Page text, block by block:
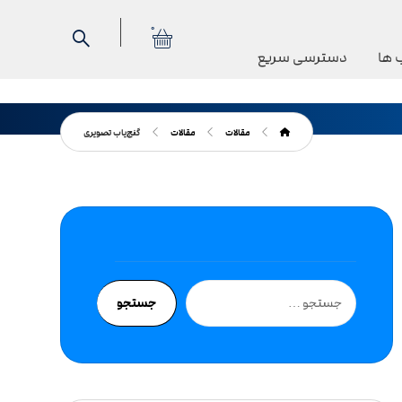
0
ها دسترسی سریع
مقالات مقالات گنج‌یاب تصویری
جستجو